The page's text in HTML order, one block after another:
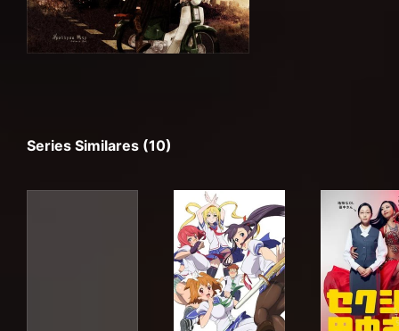
Series Similares (10)